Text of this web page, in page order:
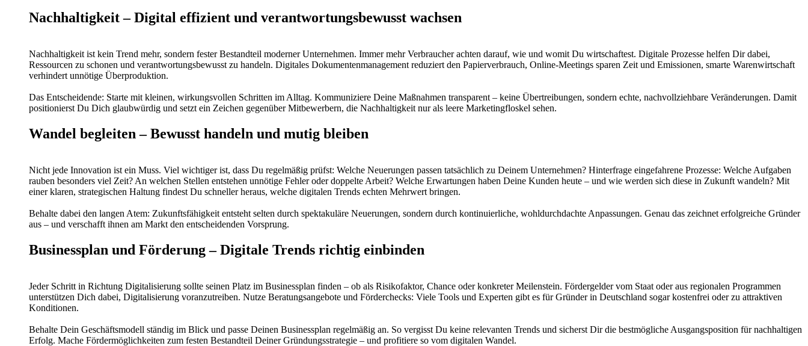
Nachhaltigkeit – Digital effizient und verantwortungsbewusst wachsen
Nachhaltigkeit ist kein Trend mehr, sondern fester Bestandteil moderner Unternehmen. Immer mehr Verbraucher achten darauf, wie und womit Du wirtschaftest. Digitale Prozesse helfen Dir dabei,
Ressourcen zu schonen und verantwortungsbewusst zu handeln. Digitales Dokumentenmanagement reduziert den Papierverbrauch, Online-Meetings sparen Zeit und Emissionen, smarte Warenwirtschaft
verhindert unnötige Überproduktion.
Das Entscheidende: Starte mit kleinen, wirkungsvollen Schritten im Alltag. Kommuniziere Deine Maßnahmen transparent – keine Übertreibungen, sondern echte, nachvollziehbare Veränderungen. Damit
positionierst Du Dich glaubwürdig und setzt ein Zeichen gegenüber Mitbewerbern, die Nachhaltigkeit nur als leere Marketingfloskel sehen.
Wandel begleiten – Bewusst handeln und mutig bleiben
Nicht jede Innovation ist ein Muss. Viel wichtiger ist, dass Du regelmäßig prüfst: Welche Neuerungen passen tatsächlich zu Deinem Unternehmen? Hinterfrage eingefahrene Prozesse: Welche Aufgaben
rauben besonders viel Zeit? An welchen Stellen entstehen unnötige Fehler oder doppelte Arbeit? Welche Erwartungen haben Deine Kunden heute – und wie werden sich diese in Zukunft wandeln? Mit
einer klaren, strategischen Haltung findest Du schneller heraus, welche digitalen Trends echten Mehrwert bringen.
Behalte dabei den langen Atem: Zukunftsfähigkeit entsteht selten durch spektakuläre Neuerungen, sondern durch kontinuierliche, wohldurchdachte Anpassungen. Genau das zeichnet erfolgreiche Gründer
aus – und verschafft ihnen am Markt den entscheidenden Vorsprung.
Businessplan und Förderung – Digitale Trends richtig einbinden
Jeder Schritt in Richtung Digitalisierung sollte seinen Platz im Businessplan finden – ob als Risikofaktor, Chance oder konkreter Meilenstein. Fördergelder vom Staat oder aus regionalen Programmen
unterstützen Dich dabei, Digitalisierung voranzutreiben. Nutze Beratungsangebote und Förderchecks: Viele Tools und Experten gibt es für Gründer in Deutschland sogar kostenfrei oder zu attraktiven
Konditionen.
Behalte Dein Geschäftsmodell ständig im Blick und passe Deinen Businessplan regelmäßig an. So vergisst Du keine relevanten Trends und sicherst Dir die bestmögliche Ausgangsposition für nachhaltigen
Erfolg. Mache Fördermöglichkeiten zum festen Bestandteil Deiner Gründungsstrategie – und profitiere so vom digitalen Wandel.